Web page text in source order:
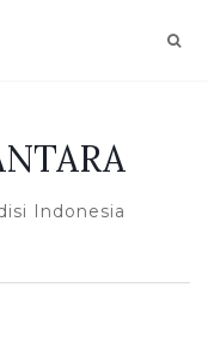
Indonesia